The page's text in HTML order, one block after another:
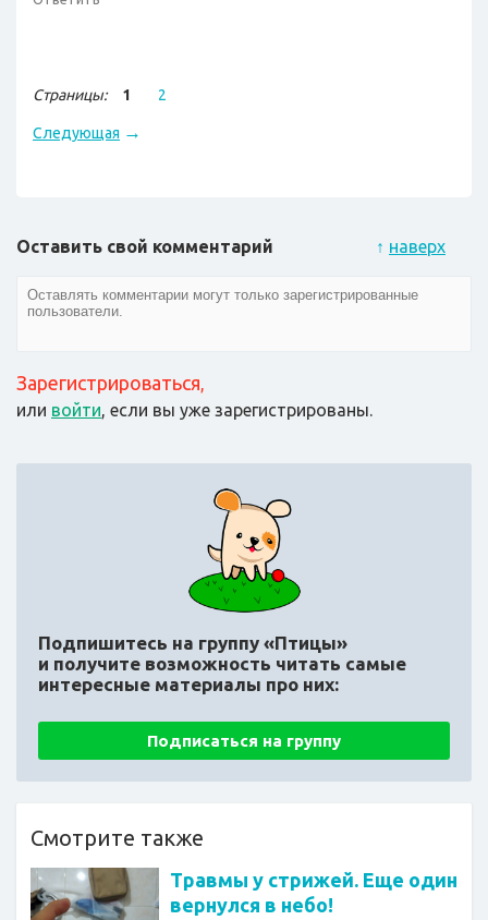
Страницы: 1 2
Следующая →
↑ наверх
Оставить свой комментарий
Зарегистрироваться,
или войти, если вы уже зарегистрированы.
Подпишитесь на группу «Птицы»
и получите возможность читать самые
интересные материалы про них:
Подписаться на группу
Смотрите также
Травмы у стрижей. Еще один
вернулся в небо!